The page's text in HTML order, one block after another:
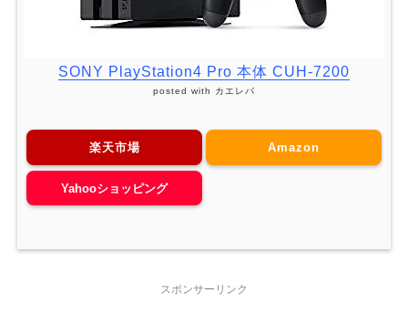
SONY PlayStation4 Pro 本体 CUH-7200
posted with カエレバ
楽天市場 Amazon
Yahooショッピング
スポンサーリンク